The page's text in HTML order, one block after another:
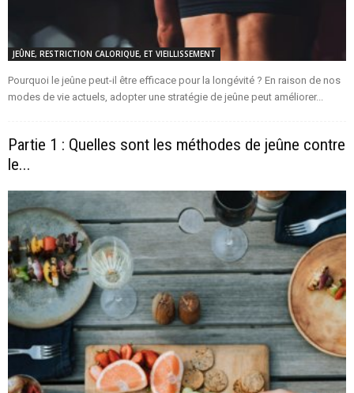
JEÛNE, RESTRICTION CALORIQUE, ET VIEILLISSEMENT
Pourquoi le jeûne peut-il être efficace pour la longévité ? En raison de nos
modes de vie actuels, adopter une stratégie de jeûne peut améliorer...
Partie 1 : Quelles sont les méthodes de jeûne contre
le...